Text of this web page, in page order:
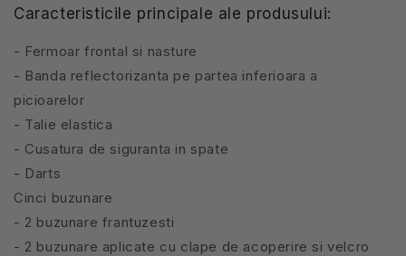
Caracteristicile principale ale produsului:
- Fermoar frontal si nasture
- Banda reflectorizanta pe partea inferioara a
picioarelor
- Talie elastica
- Cusatura de siguranta in spate
- Darts
Cinci buzunare
- 2 buzunare frantuzesti
- 2 buzunare aplicate cu clape de acoperire si velcro